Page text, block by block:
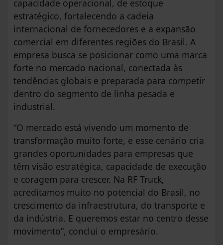
capacidade operacional, de estoque
estratégico, fortalecendo a cadeia
internacional de fornecedores e a expansão
comercial em diferentes regiões do Brasil. A
empresa busca se posicionar como uma marca
forte no mercado nacional, conectada às
tendências globais e preparada para competir
dentro do segmento de linha pesada e
industrial.
“O mercado está vivendo um momento de
transformação muito forte, e esse cenário cria
grandes oportunidades para empresas que
têm visão estratégica, capacidade de execução
e coragem para crescer. Na RF Truck,
acreditamos muito no potencial do Brasil, no
crescimento da infraestrutura, do transporte e
da indústria. E queremos estar no centro desse
movimento”, conclui o empresário.